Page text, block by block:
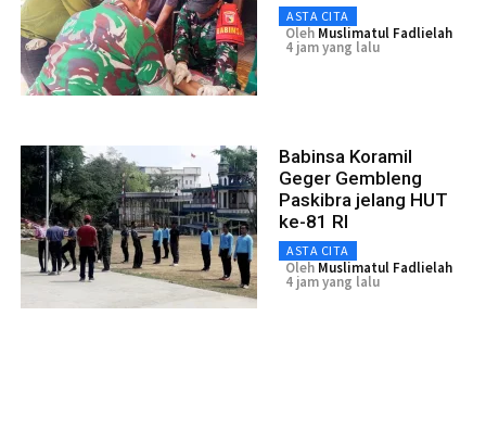
ASTA CITA
Oleh Muslimatul Fadlielah
4 jam yang lalu
Babinsa Koramil
Geger Gembleng
Paskibra jelang HUT
ke-81 RI
ASTA CITA
Oleh Muslimatul Fadlielah
4 jam yang lalu